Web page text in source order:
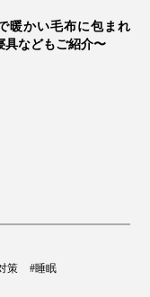
えるでしょう。ま
暖かい毛布に包まれ
具などもご紹介〜
策
#睡眠